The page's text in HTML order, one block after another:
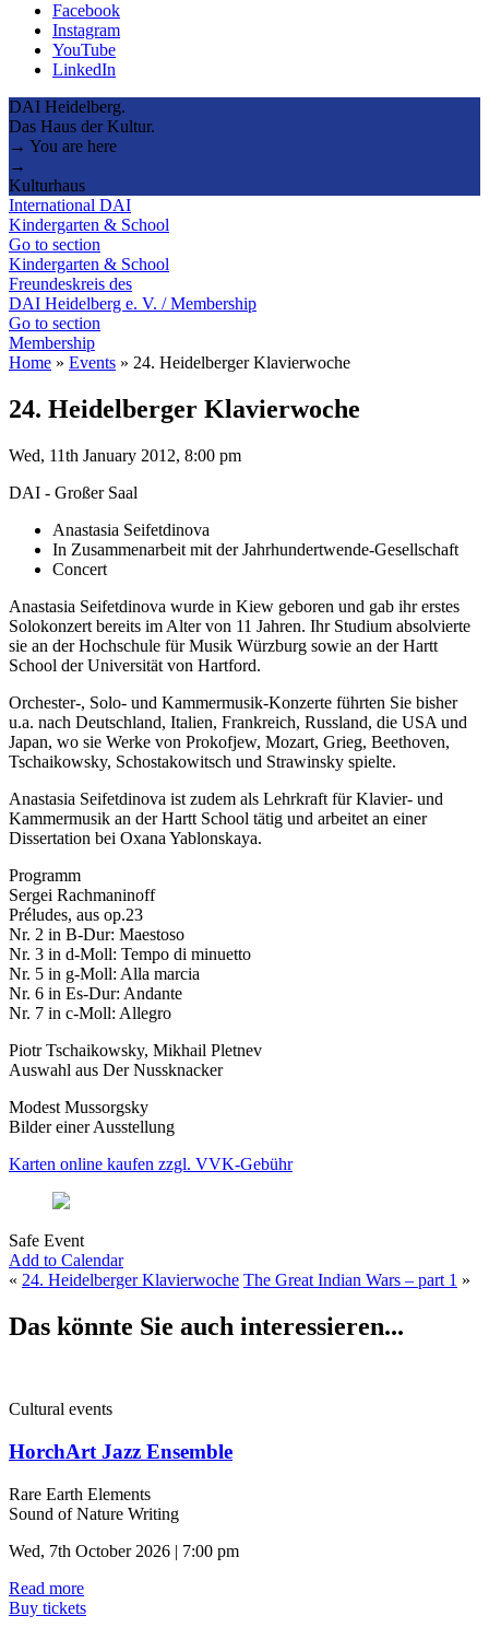
Facebook
Instagram
YouTube
LinkedIn
DAI Heidelberg.
Das Haus der Kultur.
→ You are here
→
Kulturhaus
International DAI
Kindergarten & School
Go to section
Kindergarten & School
Freundeskreis des
DAI Heidelberg e. V. / Membership
Go to section
Membership
Home » Events » 24. Heidelberger Klavierwoche
24. Heidelberger Klavierwoche
Wed, 11th January 2012, 8:00 pm
DAI - Großer Saal
Anastasia Seifetdinova
In Zusammenarbeit mit der Jahrhundertwende-Gesellschaft
Concert
Anastasia Seifetdinova wurde in Kiew geboren und gab ihr erstes
Solokonzert bereits im Alter von 11 Jahren. Ihr Studium absolvierte
sie an der Hochschule für Musik Würzburg sowie an der Hartt
School der Universität von Hartford.
Orchester-, Solo- und Kammermusik-Konzerte führten Sie bisher
u.a. nach Deutschland, Italien, Frankreich, Russland, die USA und
Japan, wo sie Werke von Prokofjew, Mozart, Grieg, Beethoven,
Tschaikowsky, Schostakowitsch und Strawinsky spielte.
Anastasia Seifetdinova ist zudem als Lehrkraft für Klavier- und
Kammermusik an der Hartt School tätig und arbeitet an einer
Dissertation bei Oxana Yablonskaya.
Programm
Sergei Rachmaninoff
Préludes, aus op.23
Nr. 2 in B-Dur: Maestoso
Nr. 3 in d-Moll: Tempo di minuetto
Nr. 5 in g-Moll: Alla marcia
Nr. 6 in Es-Dur: Andante
Nr. 7 in c-Moll: Allegro
Piotr Tschaikowsky, Mikhail Pletnev
Auswahl aus Der Nussknacker
Modest Mussorgsky
Bilder einer Ausstellung
Karten online kaufen zzgl. VVK-Gebühr
Safe Event
Add to Calendar
« 24. Heidelberger Klavierwoche The Great Indian Wars – part 1 »
Das könnte Sie auch interessieren...
Cultural events
HorchArt Jazz Ensemble
Rare Earth Elements
Sound of Nature Writing
Wed, 7th October 2026 | 7:00 pm
Read more
Buy tickets